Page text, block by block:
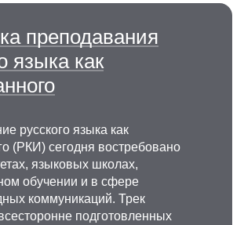
преподавания
языка как
русского языка как
(РКИ) сегодня востребовано
языковых школах,
обучении и в сфере
коммуникаций. Трек
подготовленных